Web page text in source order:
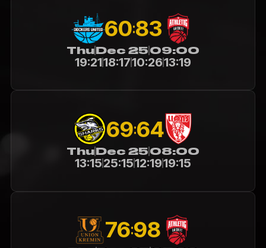
60:83
ThuDec 2509:00
19:2118:1710:2613:19
69:64
ThuDec 2508:00
13:1525:1512:1919:15
76:98